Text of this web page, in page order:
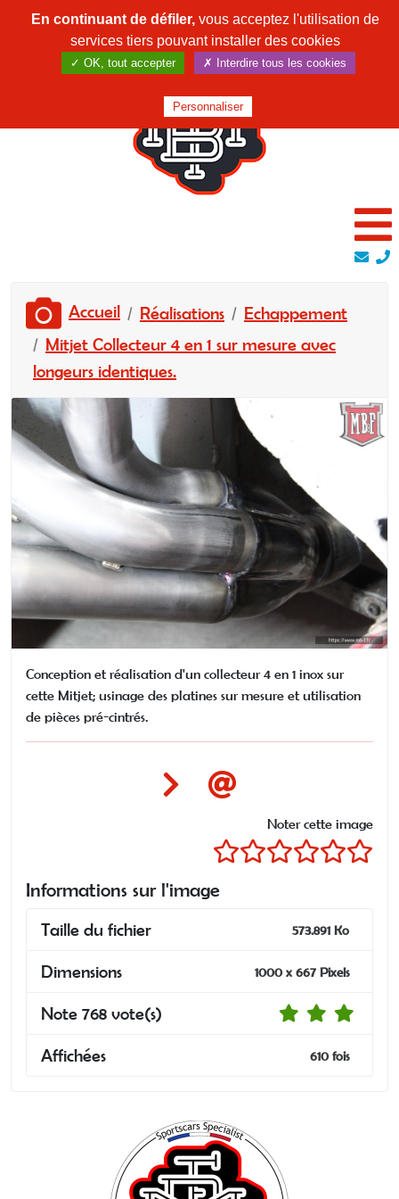
Accueil Réalisations
Echappement
Mitjet Collecteur 4 en 1 sur mesure avec
longeurs identiques.
Conception et réalisation d'un collecteur 4 en 1 inox sur
cette Mitjet; usinage des platines sur mesure et utilisation
de pièces pré-cintrés.
Noter cette image
Informations sur l'image
Taille du fichier 573.891 Ko
Dimensions 1000 x 667 Pixels
Note 768 vote(s)
Affichées 610 fois
En continuant de défiler,vous acceptez l'utilisation de
services tiers pouvant installer des cookies
✓ OK, tout accepter ✗ Interdire tous les cookies
Personnaliser